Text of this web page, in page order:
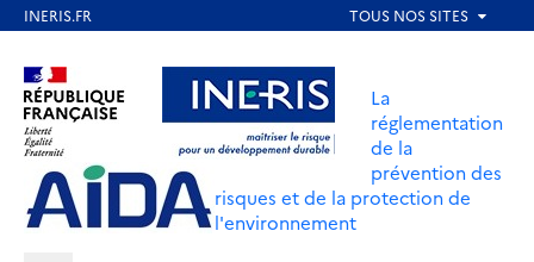
contenu
principal
Aller au contenu Aller au menu
Aller au pied de page
La
réglementation
de la
prévention des
risques et de la protection de
l'environnement